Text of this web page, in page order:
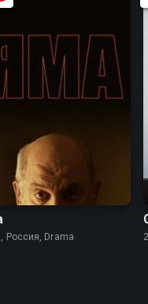
4.8
Россия, Drama